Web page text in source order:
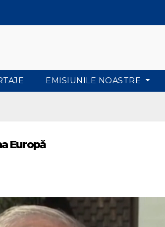
EMISIUNILE NOASTRE
Europă